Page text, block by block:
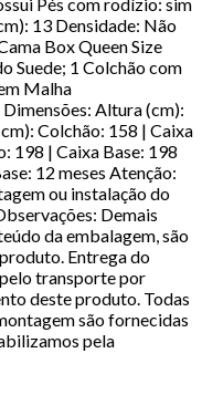
13 Densidade: Não
Box Queen Size
Suede; 1 Colchão com
Malha
Altura (cm):
Colchão: 158 | Caixa
198 | Caixa Base: 198
12 meses Atenção:
ou instalação do
Demais
da embalagem, são
Entrega do
transporte por
deste produto. Todas
são fornecidas
pela